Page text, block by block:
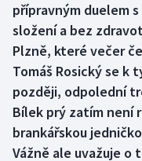
Boby a skeleton
Box
Curling
Cyklistika
přípravným duelem
složení a bez
Plzně, které večer
Tomáš Rosický se k
později, odpolední
Bílek prý zatím není
brankářskou
Vážně ale uvažuje o